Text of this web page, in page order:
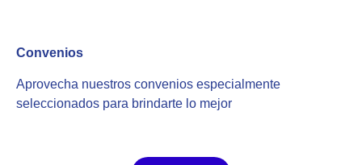
Convenios
Aprovecha nuestros convenios especialmente
seleccionados para brindarte lo mejor